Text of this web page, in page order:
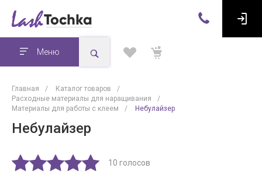
Меню
Главная / Каталог товаров
/
Расходные материалы для наращивания
/
Материалы для работы с клеем
/ Небулайзер
Небулайзер
10 голосов